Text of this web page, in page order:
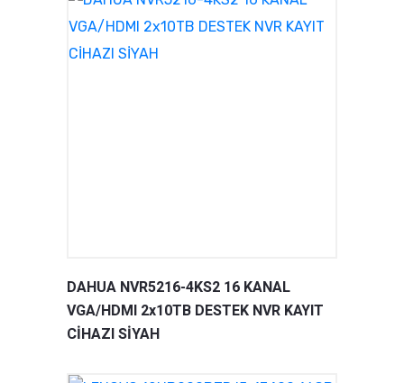
DAHUA NVR5216-4KS2 16 KANAL
VGA/HDMI 2x10TB DESTEK NVR KAYIT
CİHAZI SİYAH